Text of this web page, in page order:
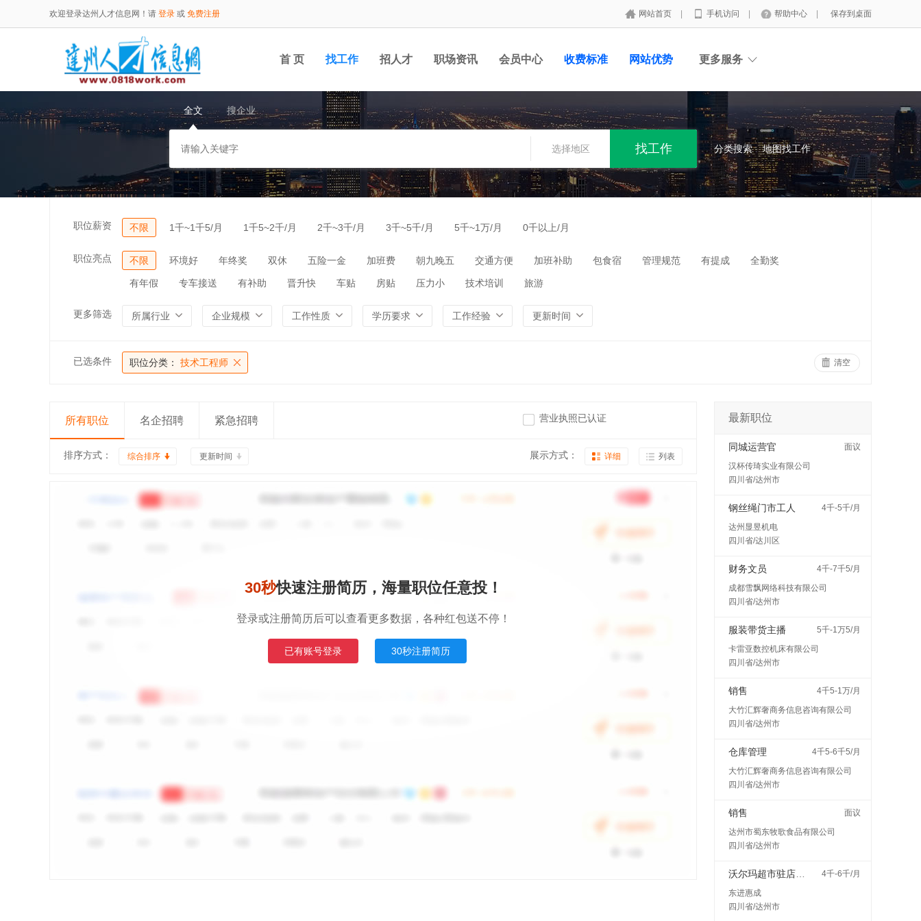
欢迎登录达州人才信息网！请 登录 或 免费注册 网站首页 手机访问 帮助中心 保存到桌面
首 页 找工作 招人才 职场资讯 会员中心 收费标准 网站优势 更多服务
全文 搜企业
选择地区 分类搜索 地图找工作
职位薪资 不限 1千~1千5/月 1千5~2千/月 2千~3千/月 3千~5千/月 5千~1万/月 0千以上/月
职位亮点 不限 环境好 年终奖 双休 五险一金 加班费 朝九晚五 交通方便 加班补助 包食宿 管理规范 有提成 全勤奖
有年假 专车接送 有补助 晋升快 车贴 房贴 压力小 技术培训 旅游
更多筛选 所属行业 企业规模 工作性质 学历要求 工作经验 更新时间
已选条件 职位分类： 技术工程师 清空
所有职位 名企招聘 紧急招聘 营业执照已认证
排序方式： 综合排序 更新时间 展示方式： 详细 列表
30秒快速注册简历，海量职位任意投！
登录或注册简历后可以查看更多数据，各种红包送不停！
已有账号登录 30秒注册简历
最新职位
同城运营官
面议
汉杯传琦实业有限公司
四川省/达州市
钢丝绳门市工人
4千-5千/月
达州显昱机电
四川省/达川区
财务文员
4千-7千5/月
成都雪飘网络科技有限公司
四川省/达州市
服装带货主播
5千-1万5/月
卡雷亚数控机床有限公司
四川省/达州市
销售
4千5-1万/月
大竹汇辉奢商务信息咨询有限公司
四川省/达州市
仓库管理
4千5-6千5/月
大竹汇辉奢商务信息咨询有限公司
四川省/达州市
销售
面议
达州市蜀东牧歌食品有限公司
四川省/达州市
4千-6千/月
东进惠成
四川省/达州市